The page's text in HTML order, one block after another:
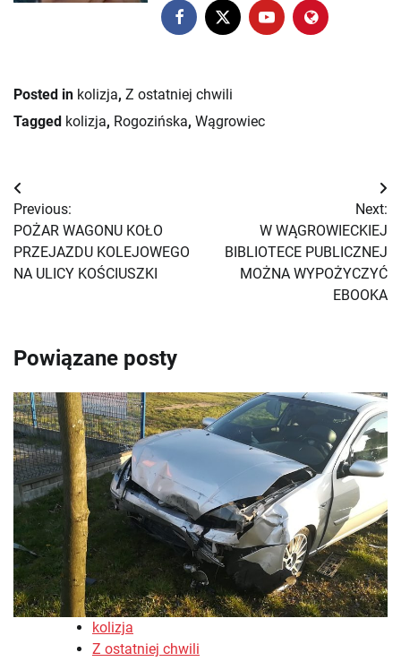
Posted in kolizja, Z ostatniej chwili
Tagged kolizja, Rogozińska, Wągrowiec
Nawigacja
wpisu
Previous:
POŻAR WAGONU KOŁO
PRZEJAZDU KOLEJOWEGO
NA ULICY KOŚCIUSZKI
Next:
W WĄGROWIECKIEJ
BIBLIOTECE PUBLICZNEJ
MOŻNA WYPOŻYCZYĆ
EBOOKA
Powiązane posty
kolizja
Z ostatniej chwili